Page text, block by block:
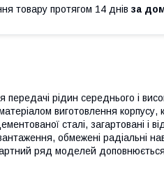
товару протягом 14 днів за
рідин середнього і
виготовлення корпусу,
сталі, загартовані і
обмежені радіальні
ряд моделей